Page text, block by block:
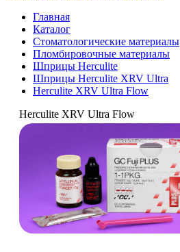
Главная
Каталог
Стоматологические материалы
Пломбировочные материалы
Шприцы Herculite
Шприцы Herculite XRV Ultra
Herculite XRV Ultra Flow
Herculite XRV Ultra Flow